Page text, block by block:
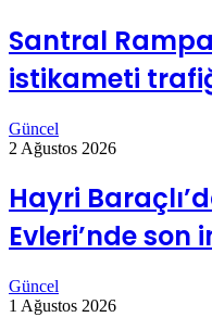
Santral
istikameti
Güncel
2 Ağustos 2026
Hayri
Evleri’nde son
Güncel
1 Ağustos 2026